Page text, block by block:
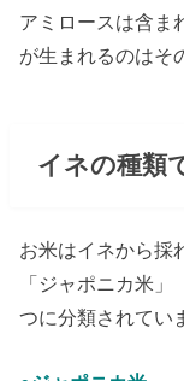
アミロースは含ま
が生まれるのはそ
イネの種類
お米はイネから採
「ジャポニカ米
つに分類されてい